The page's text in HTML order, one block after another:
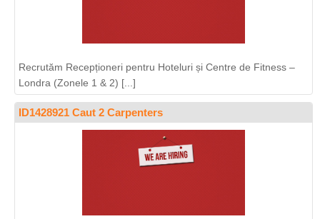
Recrutăm Recepționeri pentru Hoteluri și Centre de Fitness –
Londra (Zonele 1 & 2) [...]
ID1428921 Caut 2 Carpenters